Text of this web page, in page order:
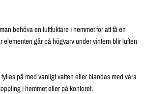
behöva en luftfuktare i hemmet för att få en
elementen går på högvarv under vintern blir luften
på med vanligt vatten eller blandas med våra
i hemmet eller på kontoret.